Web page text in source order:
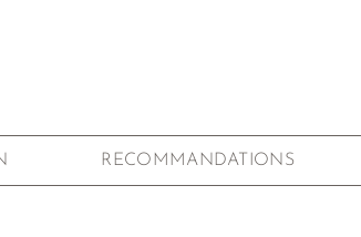
Les mesures sont donc
RECOMMANDATIONS